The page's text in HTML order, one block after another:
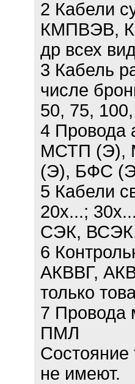
2 Кабели
КМПВЭВ,
др всех
3 Кабель
числе
50, 75,
4
МСТП (Э),
(Э), БФС
5 Кабели
20х...;
СЭК,
6
АКВВГ,
только
7
ПМЛ
Состояние
не имеют.